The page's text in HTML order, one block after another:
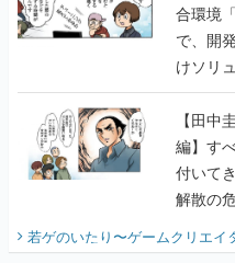
合環境
で、開
けソリ
に行っ
【田中
編】す
付いて
解散の
『少年
若ゲのいたり〜ゲームクリエイ